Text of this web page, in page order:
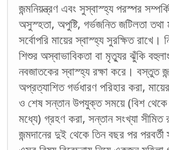
জন্মনিয়ন্ত্রণ এবং সুস্বাস্হ্য পরস্পর
অসুস্হতা, অপুষ্টি, গর্ভজনিত জটিলতা তথা
সর্বোপরি মায়ের স্বাস্হ্য সুরক্ষিত রাখে।
শিশুর অস্বাভাবিকতা বা মৃত্যুর ঝুঁকি
নবজাতকের স্বাস্হ্য রক্ষা করে। বস্তুত
অপ্রত্যাশিত গর্ভধারণ পরিহার করা,
ও শেষ সন্তান উপযুক্ত সময়ে (বিশ
মধ্যে) গ্রহণ করা, সন্তান সংখ্যা সীমিত
জন্মদানের দুই থেকে তিন বছর পর